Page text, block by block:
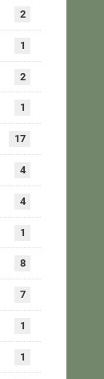
2
1
2
1
17
4
4
1
8
7
1
1